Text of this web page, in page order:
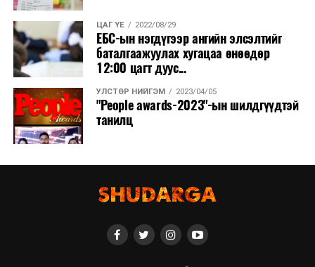
ЦАГ ҮЕ 2022/08/29
ЕБС-ын нэгдүгээр ангийн элсэлтийг
баталгаажуулах хугацаа өнөөдөр
12:00 цагт дуус...
УЛСТӨР НИЙГЭМ 2023/04/05
"People awards-2023"-ын шилдгүүдтэй
танилц